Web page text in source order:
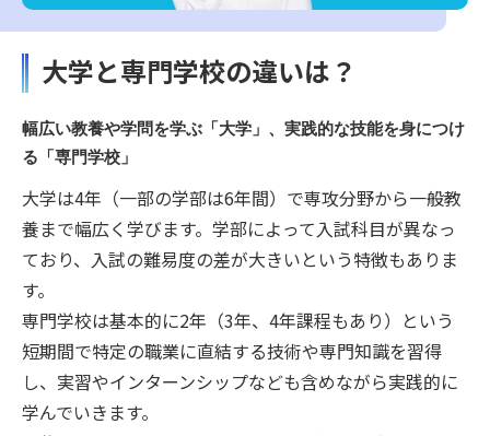
大学と専門学校の違いは？
幅広い教養や学問を学ぶ「大学」、実践的な技能を身につけ
る「専門学校」
大学は4年（一部の学部は6年間）で専攻分野から一般教
養まで幅広く学びます。学部によって入試科目が異なっ
ており、入試の難易度の差が大きいという特徴もありま
す。
専門学校は基本的に2年（3年、4年課程もあり）という
短期間で特定の職業に直結する技術や専門知識を習得
し、実習やインターンシップなども含めながら実践的に
学んでいきます。